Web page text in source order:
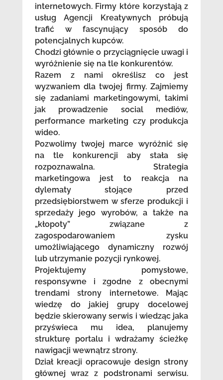
internetowych. Firmy które korzystają z
usług Agencji Kreatywnych próbują
trafić w fascynujący sposób do
potencjalnych kupców.
Chodzi głównie o przyciągnięcie uwagi i
wyróżnienie się na tle konkurentów.
Razem z nami określisz co jest
wyzwaniem dla twojej firmy. Zajmiemy
się zadaniami marketingowymi, takimi
jak prowadzenie social mediów,
performance marketing czy produkcja
wideo.
Pozwolimy twojej marce wyróżnić się
na tle konkurencji aby stała się
rozpoznawalna. Strategia
marketingowa jest to reakcja na
dylematy stojące przed
przedsiębiorstwem w sferze produkcji i
sprzedaży jego wyrobów, a także na
„kłopoty” związane z
zagospodarowaniem zysku
umożliwiającego dynamiczny rozwój
lub utrzymanie pozycji rynkowej.
Projektujemy pomysłowe,
responsywne i zgodne z obecnymi
trendami strony internetowe. Mając
wiedzę do jakiej grupy docelowej
będzie skierowany serwis i wiedząc jaka
przyświeca mu idea, planujemy
strukturę portalu i wdrażamy ścieżkę
nawigacji wewnątrz strony.
Dział kreacji opracowuje design strony
głównej wraz z podstronami serwisu.